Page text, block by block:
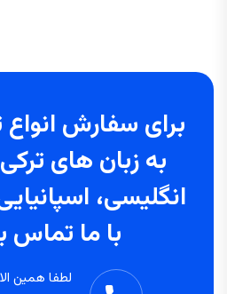
برای سفارش
به زبان های
انگلیسی،
با ما تماس
لطفا همین